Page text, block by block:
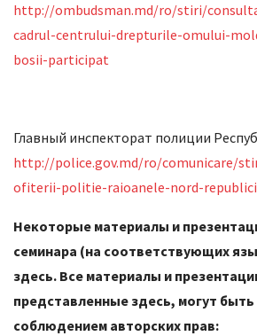
http://ombudsman.md/ro/stiri/
cadrul-centrului-drepturile-omului-
bosii-participat
Главный инспекторат полиции
http://police.gov.md/ro/comunicare/
ofiterii-politie-raioanele-nord-
Некоторые материалы и
семинара (на соответствующих
здесь. Все материалы и
представленные здесь, могут
соблюдением авторских прав: